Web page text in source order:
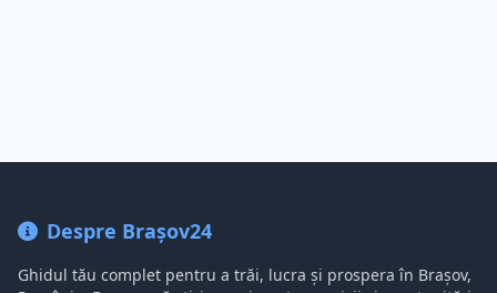
Despre Brașov24
Ghidul tău complet pentru a trăi, lucra și prospera în Brașov,